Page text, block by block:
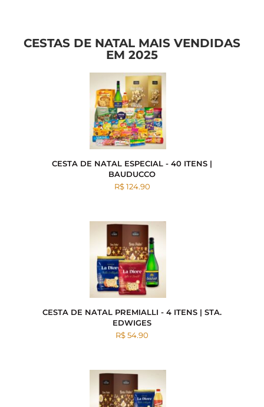
CESTAS DE NATAL MAIS VENDIDAS
EM 2025
CESTA DE NATAL ESPECIAL - 40 ITENS |
BAUDUCCO
R$ 124.90
CESTA DE NATAL PREMIALLI - 4 ITENS | STA.
EDWIGES
R$ 54.90